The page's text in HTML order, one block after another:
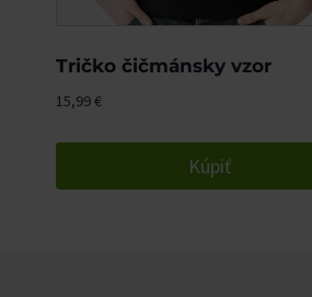
Tričko čičmánsky vzor
15,99€
Kúpiť